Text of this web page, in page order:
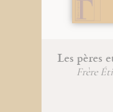
Les pères
Frère